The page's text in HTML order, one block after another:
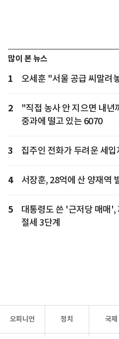
많이 본 뉴스
1 오세훈 "서울 공급 씨말려
2
"직접 농사 안 지으면 내
중과에 떨고 있는 6070
3 집주인 전화가 두려운 세입
4 서장훈, 28억에 산 양재역
5
대통령도 쓴 '근저당 매매
절세 3단계
오피니언 정치 국제